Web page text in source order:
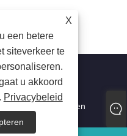
X
een betere
siteverkeer te
u akkoord
Privacybeleid
Co., Ltd. Alle rechten